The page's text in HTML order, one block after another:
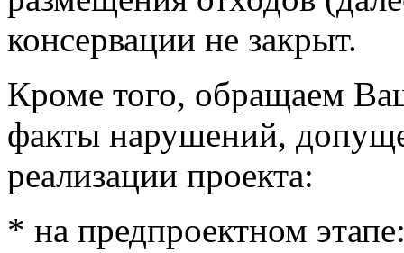
консервации не закрыт.
Кроме того, обращаем
факты нарушений,
реализации проекта:
* на предпроектном